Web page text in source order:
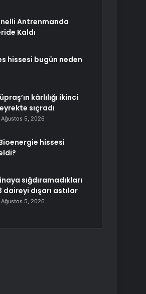
Antrenmanda
Kaldı
hissesi bugün neden
kârlılığı ikinci
sıçradı
Ağustos 5, 2026
hissesi
sığdıramadıkları
daireyi dışarı astılar
Ağustos 5, 2026